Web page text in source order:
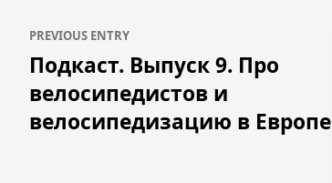
по
записям
PREVIOUS ENTRY
Подкаст. Выпуск 9. Про
велосипедистов и
велосипедизацию в Европе